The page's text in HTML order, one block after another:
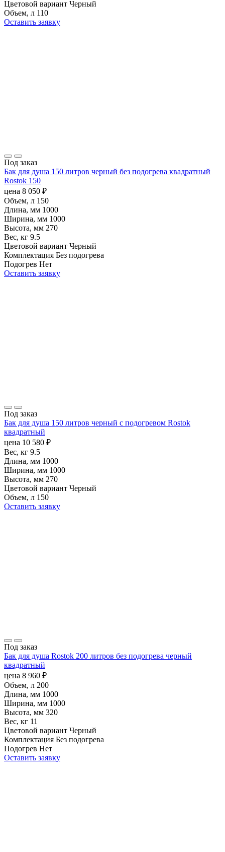
Цветовой вариант Черный
Объем, л 110
Оставить заявку
Под заказ
Бак для душа 150 литров черный без подогрева квадратный
Rostok 150
цена 8 050 ₽
Объем, л 150
Длина, мм 1000
Ширина, мм 1000
Высота, мм 270
Вес, кг 9.5
Цветовой вариант Черный
Комплектация Без подогрева
Подогрев Нет
Оставить заявку
Под заказ
Бак для душа 150 литров черный с подогревом Rostok
квадратный
цена 10 580 ₽
Вес, кг 9.5
Длина, мм 1000
Ширина, мм 1000
Высота, мм 270
Цветовой вариант Черный
Объем, л 150
Оставить заявку
Под заказ
Бак для душа Rostok 200 литров без подогрева черный
квадратный
цена 8 960 ₽
Объем, л 200
Длина, мм 1000
Ширина, мм 1000
Высота, мм 320
Вес, кг 11
Цветовой вариант Черный
Комплектация Без подогрева
Подогрев Нет
Оставить заявку